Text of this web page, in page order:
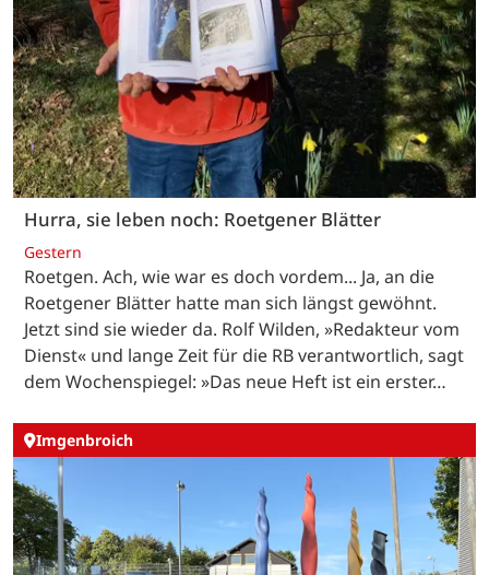
Hurra, sie leben noch: Roetgener Blätter
Gestern
Roetgen. Ach, wie war es doch vordem... Ja, an die
Roetgener Blätter hatte man sich längst gewöhnt.
Jetzt sind sie wieder da. Rolf Wilden, »Redakteur vom
Dienst« und lange Zeit für die RB verantwortlich, sagt
dem Wochenspiegel: »Das neue Heft ist ein erster…
Imgenbroich